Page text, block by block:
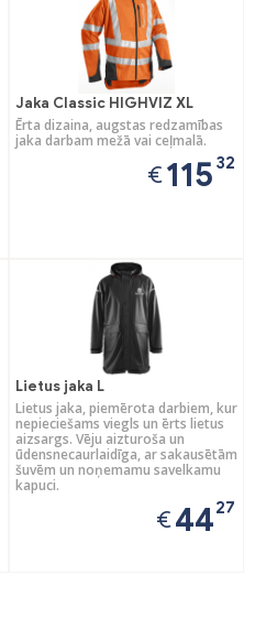
Jaka Classic HIGHVIZ XL
Ērta dizaina, augstas redzamības
jaka darbam mežā vai ceļmalā.
€115 32
Lietus jaka L
Lietus jaka, piemērota darbiem, kur
nepieciešams viegls un ērts lietus
aizsargs. Vēju aizturoša un
ūdensnecaurlaidīga, ar sakausētām
šuvēm un noņemamu savelkamu
kapuci.
€4427